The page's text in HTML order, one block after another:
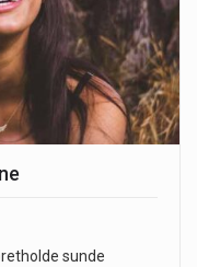
sunde